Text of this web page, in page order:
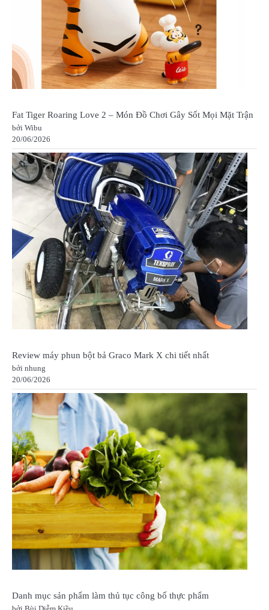
Fat Tiger Roaring Love 2 – Món Đồ Chơi Gây Sốt Mọi Mặt Trận
bởi Wibu
20/06/2026
Review máy phun bột bả Graco Mark X chi tiết nhất
bởi nhung
20/06/2026
Danh mục sản phẩm làm thủ tục công bố thực phẩm